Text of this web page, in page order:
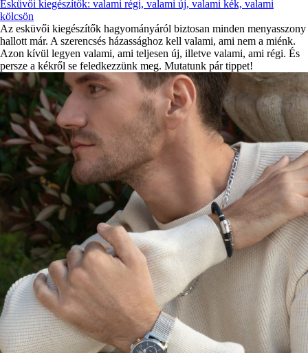
Esküvői kiegészítők: valami régi, valami új, valami kék, valami
kölcsön
Az esküvői kiegészítők hagyományáról biztosan minden menyasszony
hallott már. A szerencsés házassághoz kell valami, ami nem a miénk.
Azon kívül legyen valami, ami teljesen új, illetve valami, ami régi. És
persze a kékről se feledkezzünk meg. Mutatunk pár tippet!